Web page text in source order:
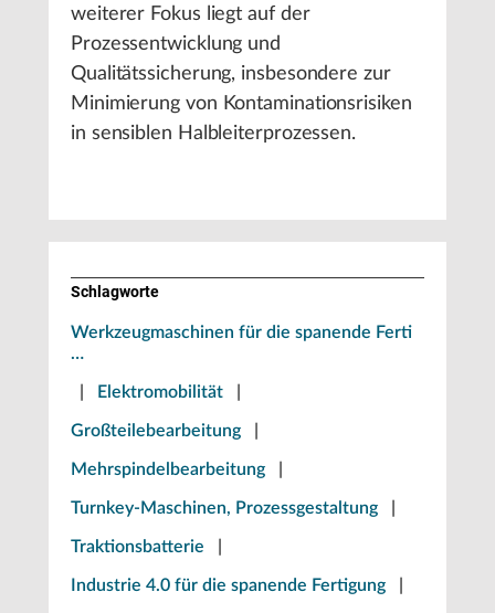
weiterer Fokus liegt auf der
Prozessentwicklung und
Qualitätssicherung, insbesondere zur
Minimierung von Kontaminationsrisiken
in sensiblen Halbleiterprozessen.
Schlagworte
Werkzeugmaschinen für die spanende Ferti
…
Elektromobilität
Großteilebearbeitung
Mehrspindelbearbeitung
Turnkey-Maschinen, Prozessgestaltung
Traktionsbatterie
Industrie 4.0 für die spanende Fertigung